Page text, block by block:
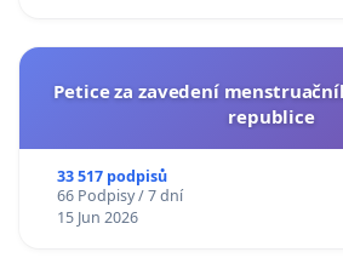
Petice za zavedení
republice
33 517 podpisů
66 Podpisy / 7 dní
15 Jun 2026